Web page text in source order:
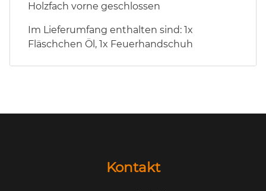
Holzfach vorne geschlossen
Im Lieferumfang enthalten sind: 1x
Fläschchen Öl, 1x Feuerhandschuh
Kontakt